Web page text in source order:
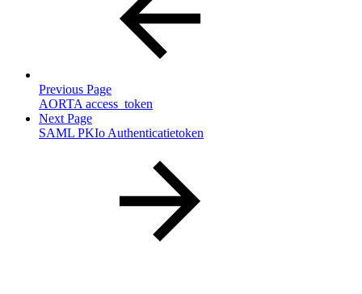
Previous Page
AORTA access_token
Next Page
SAML PKIo Authenticatietoken